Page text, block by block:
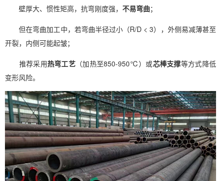
壁厚大、惯性矩高，抗弯刚度强， 不易弯曲；
但在弯曲加工中，若弯曲半径过小（R/D < 3），外侧易减薄甚至
开裂，内侧可能起皱；
推荐采用热弯工艺 （加热至850-950℃）或芯棒支撑等方式降低
变形风险。